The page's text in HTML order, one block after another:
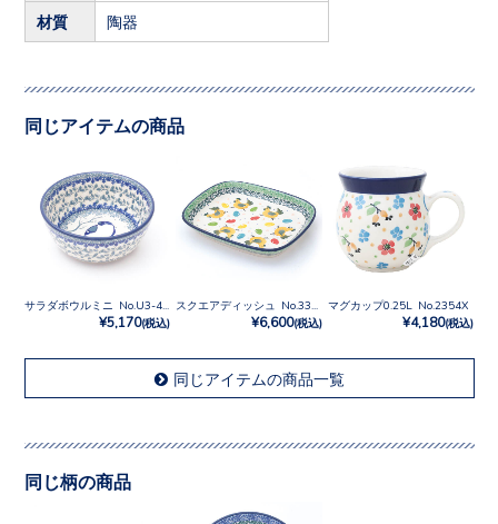
材質 陶器
同じアイテムの商品
サラダボウルミニ No.U3-4830
¥5,170(税込) ¥6,600(税込)
マグカップ0.25L No.2354X
¥4,180(税込)
同じアイテムの商品一覧
同じ柄の商品